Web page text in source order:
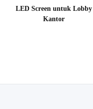
LED Screen untuk Lobby
Kantor